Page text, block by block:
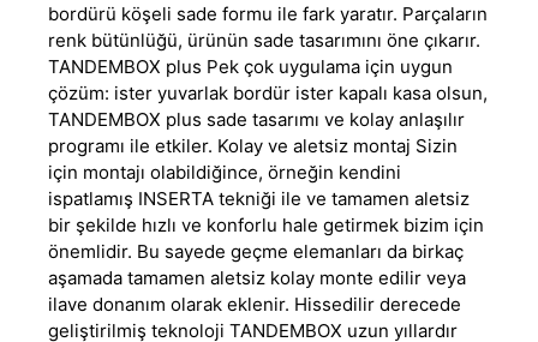
bordürü köşeli sade formu ile fark yaratır. Parçaların
renk bütünlüğü, ürünün sade tasarımını öne çıkarır.
TANDEMBOX plus Pek çok uygulama için uygun
çözüm: ister yuvarlak bordür ister kapalı kasa olsun,
TANDEMBOX plus sade tasarımı ve kolay anlaşılır
programı ile etkiler. Kolay ve aletsiz montaj Sizin
için montajı olabildiğince, örneğin kendini
ispatlamış INSERTA tekniği ile ve tamamen aletsiz
bir şekilde hızlı ve konforlu hale getirmek bizim için
önemlidir. Bu sayede geçme elemanları da birkaç
aşamada tamamen aletsiz kolay monte edilir veya
ilave donanım olarak eklenir. Hissedilir derecede
geliştirilmiş teknoloji TANDEMBOX uzun yıllardır